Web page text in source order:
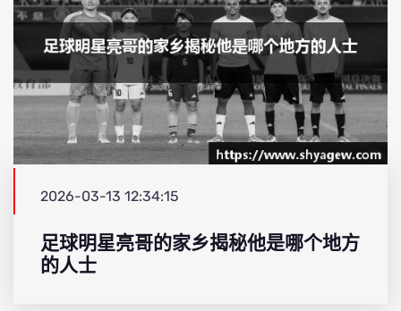
2026-03-13 12:34:15
足球明星亮哥的家乡揭秘他是哪个地方
的人士